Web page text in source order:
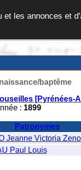
les annonces et
baptême
[Pyrénées-
: 1899
Patronymes
Jeanne Victoria
Paul Louis